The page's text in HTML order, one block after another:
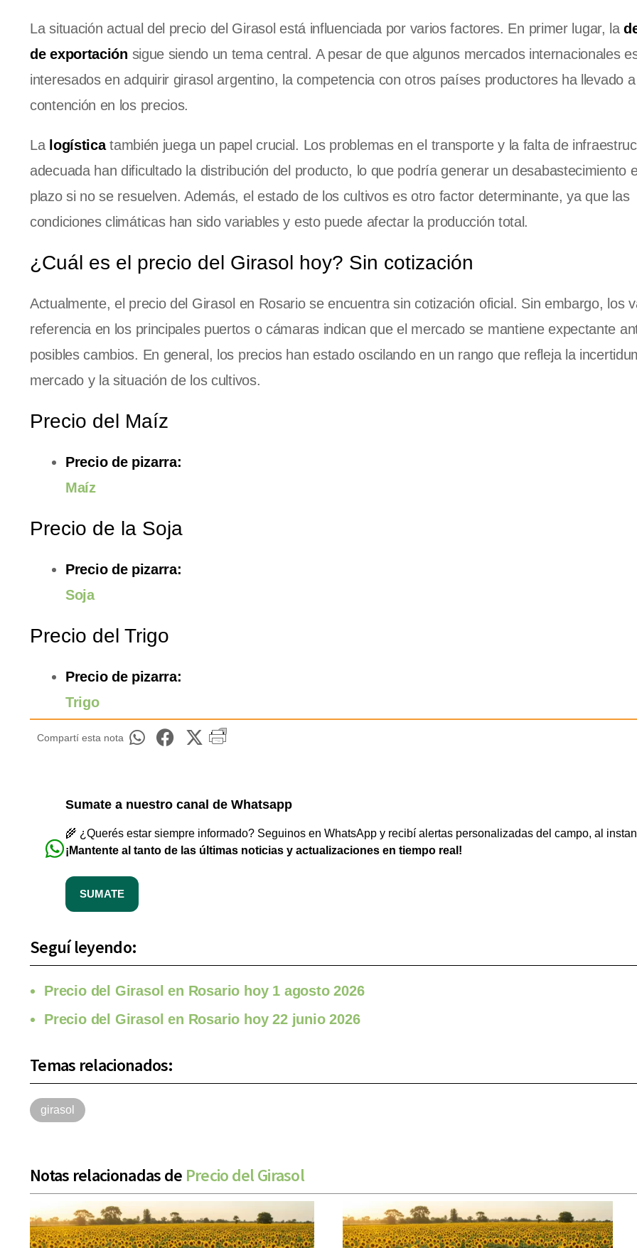
La situación actual del precio del Girasol está influenciada por varios factores. En primer lugar, la
de exportación sigue siendo un tema central. A pesar de que algunos mercados internacionales
interesados en adquirir girasol argentino, la competencia con otros países productores ha llevado
contención en los precios.
La logísticatambién juega un papel crucial. Los problemas en el transporte y la falta de
adecuada han dificultado la distribución del producto, lo que podría generar un desabastecimiento
plazo si no se resuelven. Además, el estado de los cultivos es otro factor determinante, ya que las
condiciones climáticas han sido variables y esto puede afectar la producción total.
¿Cuál es el precio del Girasol hoy? Sin cotización
Actualmente, el precio del Girasol en Rosario se encuentra sin cotización oficial. Sin embargo, los
referencia en los principales puertos o cámaras indican que el mercado se mantiene expectante
posibles cambios. En general, los precios han estado oscilando en un rango que refleja la
mercado y la situación de los cultivos.
Precio del Maíz
Precio de pizarra:
Maíz
Precio de la Soja
Precio de pizarra:
Soja
Precio del Trigo
Precio de pizarra:
Trigo
Compartí esta nota
Sumate a nuestro canal de Whatsapp
🌾 ¿Querés estar siempre informado? Seguinos en WhatsApp y recibí alertas personalizadas del campo, al
¡Mantente al tanto de las últimas noticias y actualizaciones en tiempo real!
SUMATE
Seguí leyendo:
Precio del Girasol en Rosario hoy 1 agosto 2026
Precio del Girasol en Rosario hoy 22 junio 2026
Temas relacionados:
girasol
Notas relacionadas de Precio del Girasol